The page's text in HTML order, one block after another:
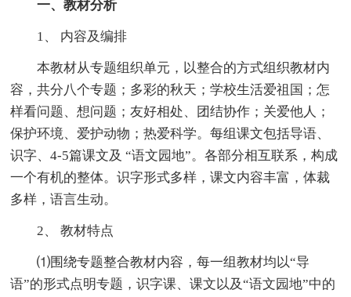
一、教材分析
1、 内容及编排
本教材从专题组织单元，以整合的方式组织教材内
容，共分八个专题；多彩的秋天；学校生活爱祖国；怎
样看问题、想问题；友好相处、团结协作；关爱他人；
保护环境、爱护动物；热爱科学。每组课文包括导语、
识字、4-5篇课文及 “语文园地”。各部分相互联系，构成
一个有机的整体。识字形式多样，课文内容丰富，体裁
多样，语言生动。
2、 教材特点
⑴围绕专题整合教材内容，每一组教材均以“导
语”的形式点明专题，识字课、课文以及“语文园地”中的